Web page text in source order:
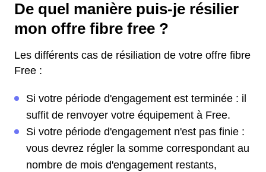
De quel manière puis-je résilier
mon offre fibre free ?
Les différents cas de résiliation de votre offre fibre
Free :
Si votre période d'engagement est terminée : il
suffit de renvoyer votre équipement à Free.
Si votre période d'engagement n'est pas finie :
vous devrez régler la somme correspondant au
nombre de mois d'engagement restants,